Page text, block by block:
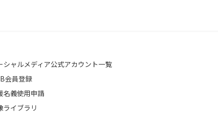
シャルメディア公式アカウント一覧
会員登録
名義使用申請
ライブラリ